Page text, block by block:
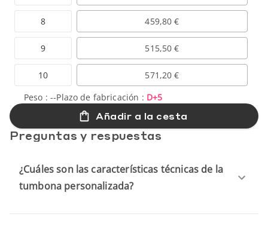
8
9
10
459,80 €
515,50 €
571,20 €
Peso :--Plazo de fabricación : D+5
Añadir a la cesta
Preguntas y respuestas
¿Cuáles son las características técnicas de la
tumbona personalizada?